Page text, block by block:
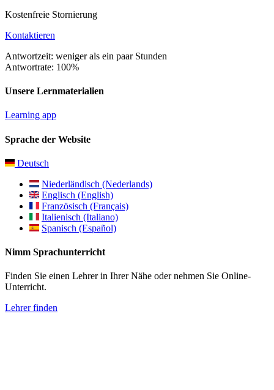
Kostenfreie Stornierung
Kontaktieren
Antwortzeit: weniger als ein paar Stunden
Antwortrate: 100%
Unsere Lernmaterialien
Learning app
Sprache der Website
Deutsch
Niederländisch (Nederlands)
Englisch (English)
Französisch (Français)
Italienisch (Italiano)
Spanisch (Español)
Nimm Sprachunterricht
Finden Sie einen Lehrer in Ihrer Nähe oder nehmen Sie Online-
Unterricht.
Lehrer finden